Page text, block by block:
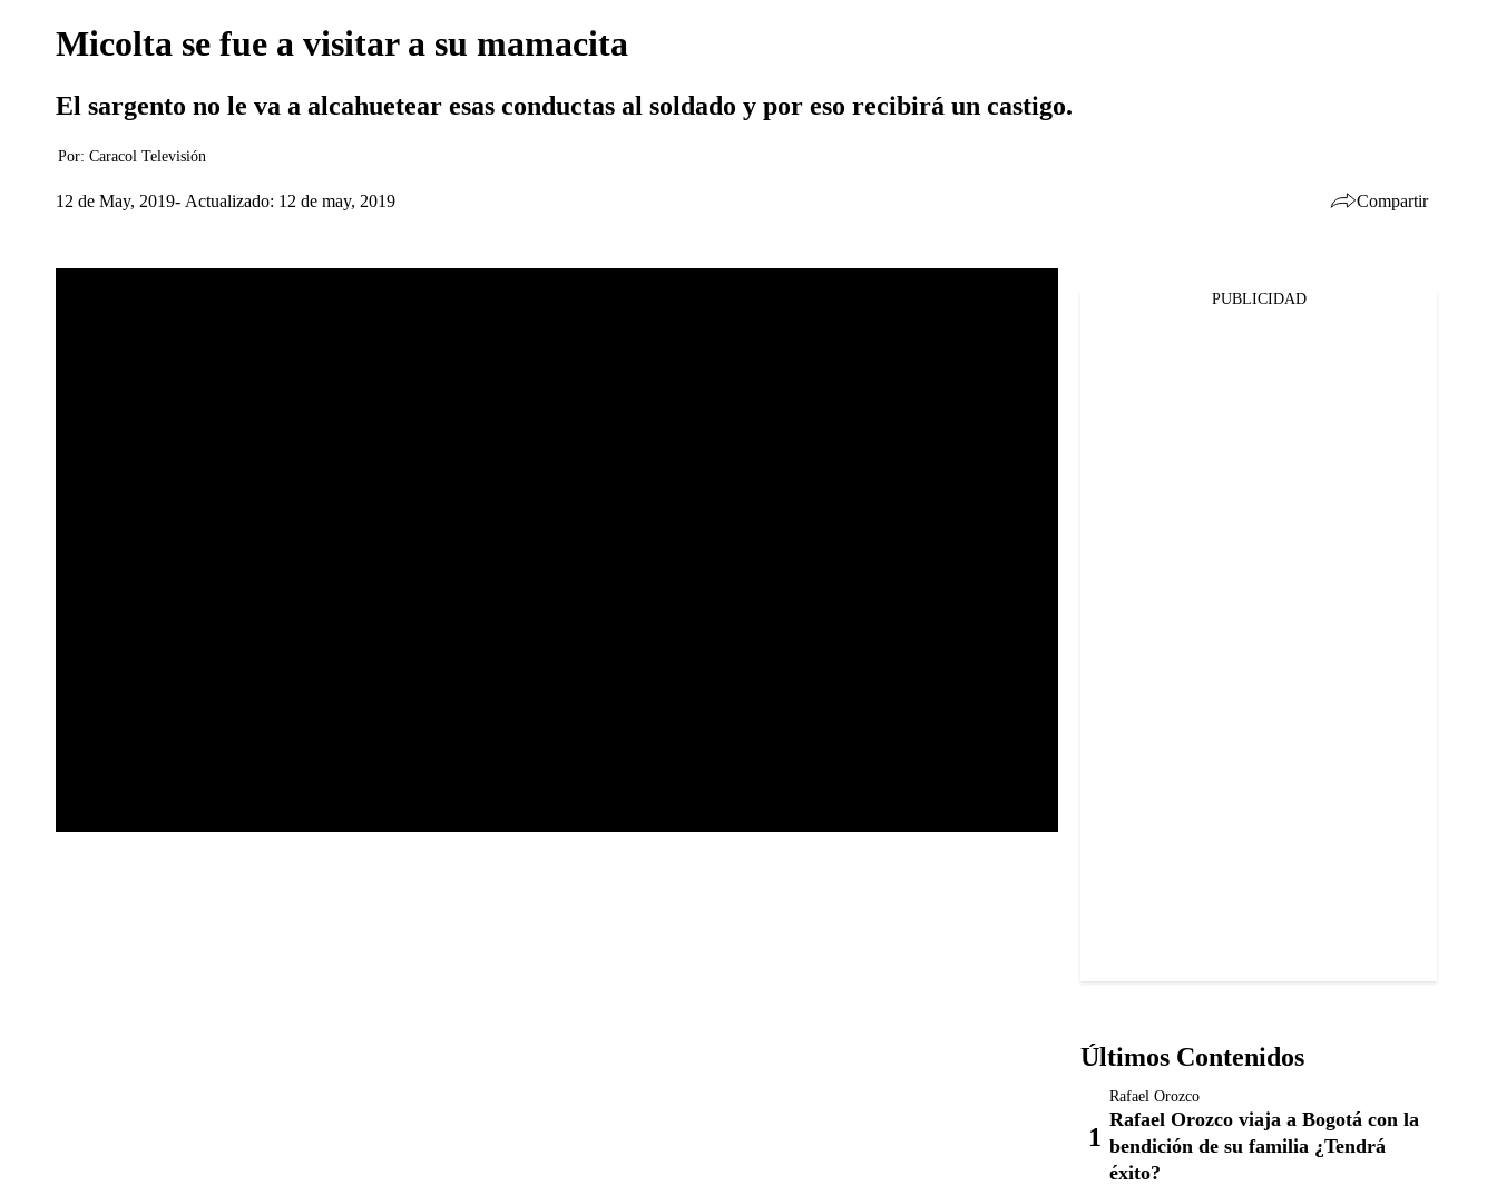
Micolta se fue a visitar a su mamacita
El sargento no le va a alcahuetear esas conductas al soldado y por eso recibirá un castigo.
Por: Caracol Televisión
12 de May, 2019 Actualizado: 12 de may, 2019 Compartir
PUBLICIDAD
Últimos Contenidos
Rafael Orozco
Rafael Orozco viaja a Bogotá con la
bendición de su familia ¿Tendrá
éxito?